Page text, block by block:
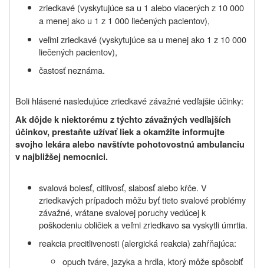
zriedkavé (vyskytujúce sa u 1 alebo viacerých z 10 000
a menej ako u 1 z 1 000 liečených pacientov),
veľmi zriedkavé (vyskytujúce sa u menej ako 1 z 10 000
liečených pacientov),
častosť neznáma.
Boli hlásené nasledujúce zriedkavé závažné vedľajšie účinky:
Ak dôjde k niektorému z týchto závažných vedľajších
účinkov, prestaňte užívať liek a okamžite informujte
svojho lekára alebo navštívte pohotovostnú ambulanciu
v najbližšej nemocnici.
svalová bolesť, citlivosť, slabosť alebo kŕče. V
zriedkavých prípadoch môžu byť tieto svalové problémy
závažné, vrátane svalovej poruchy vedúcej k
poškodeniu obličiek a veľmi zriedkavo sa vyskytli úmrtia.
reakcia precitlivenosti (alergická reakcia) zahŕňajúca:
opuch tváre, jazyka a hrdla, ktorý môže spôsobiť